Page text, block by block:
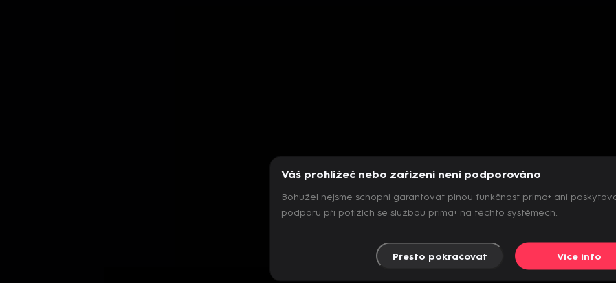
Váš prohlížeč nebo zařízení není podporováno
Bohužel nejsme schopni garantovat plnou funkčnost prima+ ani
podporu při potížích se službou prima+ na těchto systémech.
Přesto pokračovat Více info